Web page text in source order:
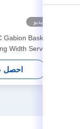
فيديو
Basket
Width Servo-
Equipment
احصل